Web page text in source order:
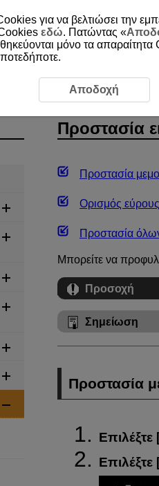
Προστασία εικόνων
Προστασία
Προστασία
Ορισμός
Προστασία
Μπορείτε να
Προσοχή
Σημείωση
Προστασία
Επιλέξτε
Επιλέξτε
για να βελτιώσει την
εδώ. Πατώντας «
μόνο τα
Αποδοχή